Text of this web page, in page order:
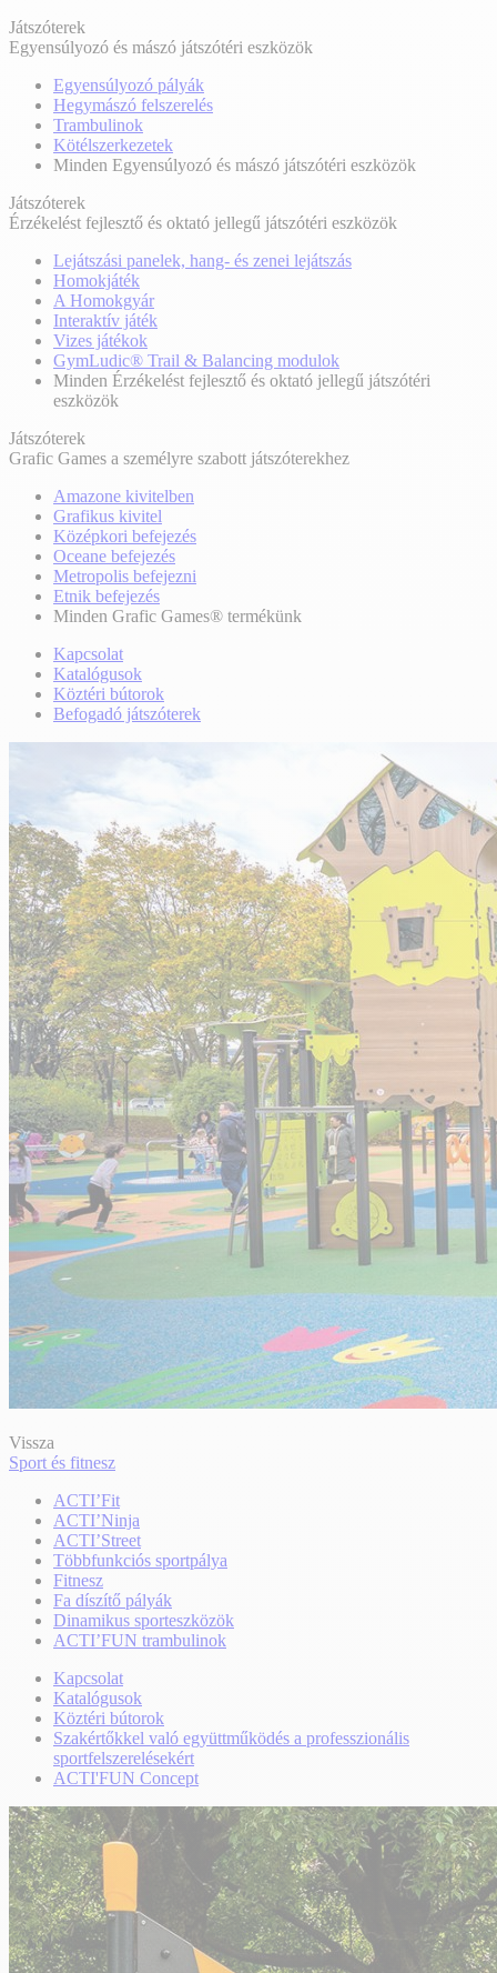
Játszóterek
Egyensúlyozó és mászó játszótéri eszközök
Egyensúlyozó pályák
Hegymászó felszerelés
Trambulinok
Kötélszerkezetek
Minden Egyensúlyozó és mászó játszótéri eszközök
Játszóterek
Érzékelést fejlesztő és oktató jellegű játszótéri eszközök
Lejátszási panelek, hang- és zenei lejátszás
Homokjáték
A Homokgyár
Interaktív játék
Vizes játékok
GymLudic® Trail & Balancing modulok
Minden Érzékelést fejlesztő és oktató jellegű játszótéri
eszközök
Játszóterek
Grafic Games a személyre szabott játszóterekhez
Amazone kivitelben
Grafikus kivitel
Középkori befejezés
Oceane befejezés
Metropolis befejezni
Etnik befejezés
Minden Grafic Games® termékünk
Kapcsolat
Katalógusok
Köztéri bútorok
Befogadó játszóterek
Vissza
Sport és fitnesz
ACTI’Fit
ACTI’Ninja
ACTI’Street
Többfunkciós sportpálya
Fitnesz
Fa díszítő pályák
Dinamikus sporteszközök
ACTI’FUN trambulinok
Kapcsolat
Katalógusok
Köztéri bútorok
Szakértőkkel való együttműködés a professzionális
sportfelszerelésekért
ACTI'FUN Concept